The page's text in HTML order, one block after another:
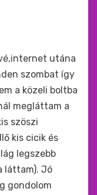
utána
szombat így
a közeli boltba
megláttam a
szöszi
kis cicik és
legszebb
láttam). Jó
gondolom